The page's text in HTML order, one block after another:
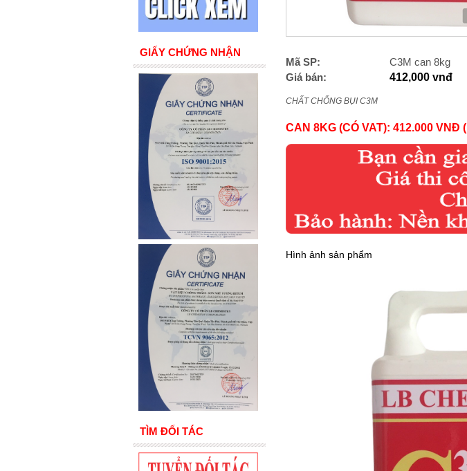
Mã SP:
C3M can 8kg
Giá bán:
412,000 vnđ
CHẤT CHỐNG BỤI C3M
CAN 8KG (CÓ VAT): 412.000 VNĐ(
Hình ảnh sản phẩm
GIẤY CHỨNG NHẬN
TÌM ĐỐI TÁC